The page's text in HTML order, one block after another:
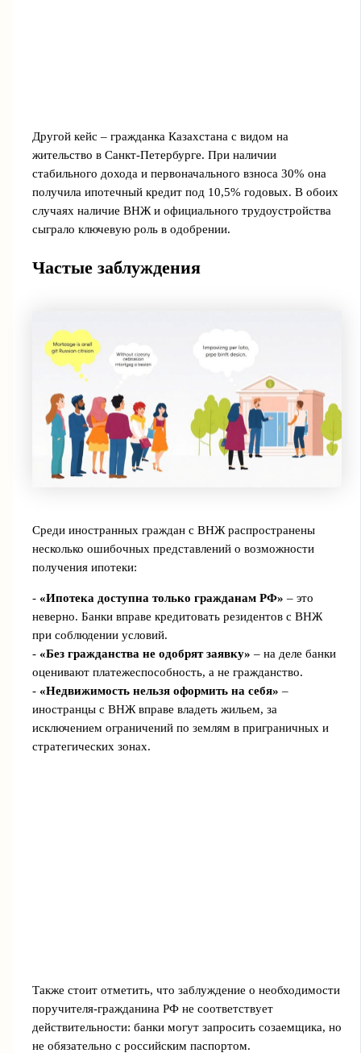
Другой кейс – гражданка Казахстана с видом на
жительство в Санкт-Петербурге. При наличии
стабильного дохода и первоначального взноса 30% она
получила ипотечный кредит под 10,5% годовых. В обоих
случаях наличие ВНЖ и официального трудоустройства
сыграло ключевую роль в одобрении.
Частые заблуждения
Среди иностранных граждан с ВНЖ распространены
несколько ошибочных представлений о возможности
получения ипотеки:
- «Ипотека доступна только гражданам РФ» – это
неверно. Банки вправе кредитовать резидентов с ВНЖ
при соблюдении условий.
- «Без гражданства не одобрят заявку» – на деле банки
оценивают платежеспособность, а не гражданство.
- «Недвижимость нельзя оформить на себя» –
иностранцы с ВНЖ вправе владеть жильем, за
исключением ограничений по землям в приграничных и
стратегических зонах.
Также стоит отметить, что заблуждение о необходимости
поручителя-гражданина РФ не соответствует
действительности: банки могут запросить созаемщика, но
не обязательно с российским паспортом.